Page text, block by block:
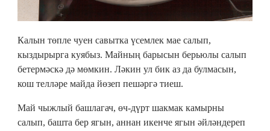
Калын төпле чуен савытка үсемлек мае салып,
кыздырырга куябыз. Майның барысын берьюлы салып
бетермәскә дә мөмкин. Ләкин ул бик аз да булмасын,
кош телләре майда йөзеп пешәргә тиеш.
Май чыжлый башлагач, өч-дүрт шакмак камырны
салып, башта бер ягын, аннан икенче ягын әйләндереп